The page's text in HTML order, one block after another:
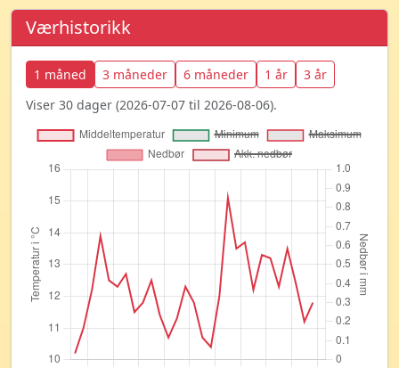
Værhistorikk
1 måned 3 måneder 6 måneder 1 år
3 år
Viser 30 dager (2026-07-07 til 2026-08-06).